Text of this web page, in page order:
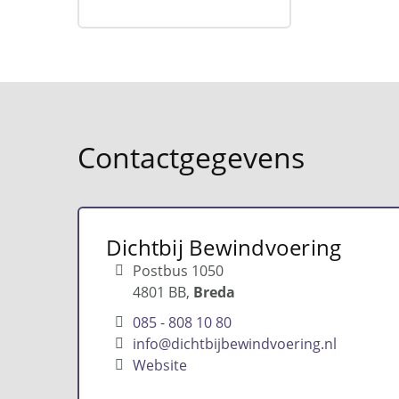
Contactgegevens
Dichtbij Bewindvoering
Postbus 1050
4801 BB Breda
085 - 808 10 80
info@dichtbijbewindvoering.nl
Website